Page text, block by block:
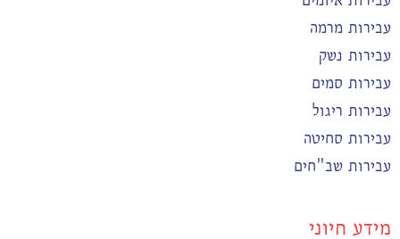
עבירות מרמה
עבירות נשק
עבירות סמים
עבירות ריגול
עבירות סחיטה
עבירות שב"חים
מידע חיוני